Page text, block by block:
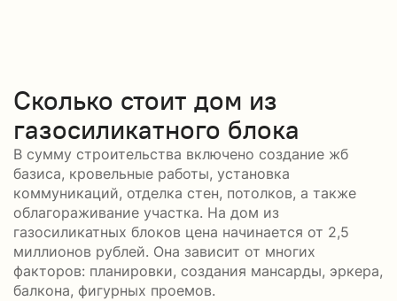
Сколько стоит дом из
газосиликатного блока
В сумму строительства включено создание жб
базиса, кровельные работы, установка
коммуникаций, отделка стен, потолков, а также
облагораживание участка. На дом из
газосиликатных блоков цена начинается от 2,5
миллионов рублей. Она зависит от многих
факторов: планировки, создания мансарды, эркера,
балкона, фигурных проемов.